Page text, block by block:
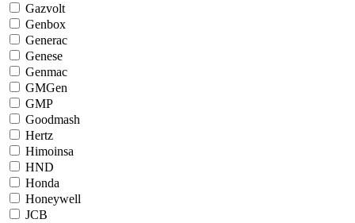
Gazvolt
Genbox
Generac
Genese
Genmac
GMGen
GMP
Goodmash
Hertz
Himoinsa
HND
Honda
Honeywell
JCB